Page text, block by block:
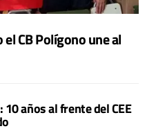
CB Polígono une al
10 años al frente del CEE